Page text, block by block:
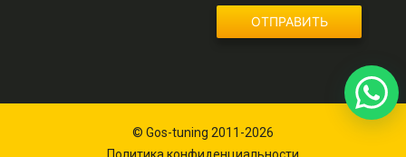
ОТПРАВИТЬ
© Gos-tuning 2011-2026